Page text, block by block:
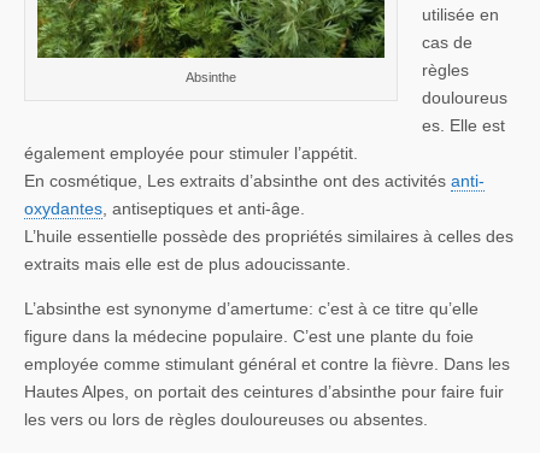
Absinthe
utilisée en
cas de
règles
douloureus
es. Elle est
également employée pour stimuler l’appétit.
En cosmétique, Les extraits d’absinthe ont des activités anti-
oxydantes , antiseptiques et anti-âge.
L’huile essentielle possède des propriétés similaires à celles des
extraits mais elle est de plus adoucissante.
L’absinthe est synonyme d’amertume: c’est à ce titre qu’elle
figure dans la médecine populaire. C’est une plante du foie
employée comme stimulant général et contre la fièvre. Dans les
Hautes Alpes, on portait des ceintures d’absinthe pour faire fuir
les vers ou lors de règles douloureuses ou absentes.